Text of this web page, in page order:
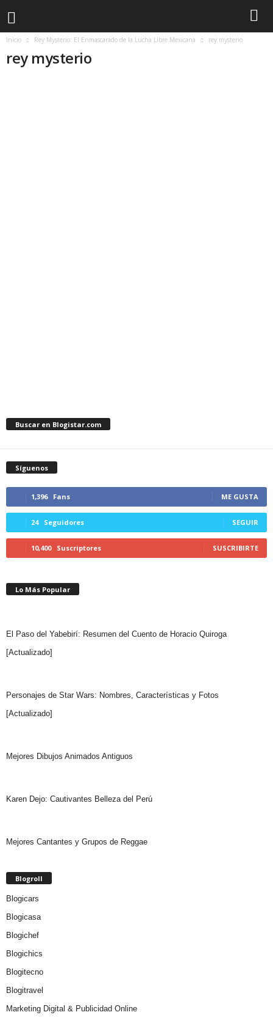
Inicio Rey Mysterio: El Enmascarado de la Lucha Libre Mexicana rey mysterio
rey mysterio
Buscar en Blogistar.com
Síguenos
1,396 Fans ME GUSTA
24 Seguidores SEGUIR
10,400 Suscriptores SUSCRIBIRTE
Lo Más Popular
El Paso del Yabebirí: Resumen del Cuento de Horacio Quiroga
[Actualizado]
Personajes de Star Wars: Nombres, Características y Fotos
[Actualizado]
Mejores Dibujos Animados Antiguos
Karen Dejo: Cautivantes Belleza del Perú
Mejores Cantantes y Grupos de Reggae
Blogroll
Blogicars
Blogicasa
Blogichef
Blogichics
Blogitecno
Blogitravel
Marketing Digital & Publicidad Online